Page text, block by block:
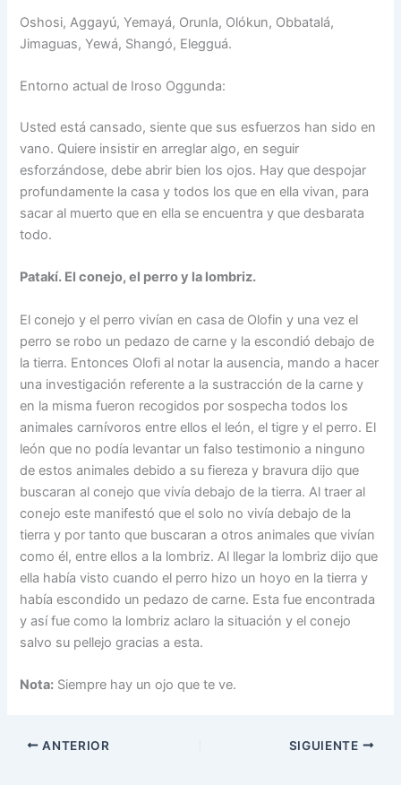
Oshosi, Aggayú, Yemayá, Orunla, Olókun, Obbatalá,
Jimaguas, Yewá, Shangó, Elegguá.
Entorno actual de Iroso Oggunda:
Usted está cansado, siente que sus esfuerzos han sido en
vano. Quiere insistir en arreglar algo, en seguir
esforzándose, debe abrir bien los ojos. Hay que despojar
profundamente la casa y todos los que en ella vivan, para
sacar al muerto que en ella se encuentra y que desbarata
todo.
Patakí. El conejo, el perro y la lombriz.
El conejo y el perro vivían en casa de Olofin y una vez el
perro se robo un pedazo de carne y la escondió debajo de
la tierra. Entonces Olofi al notar la ausencia, mando a hacer
una investigación referente a la sustracción de la carne y
en la misma fueron recogidos por sospecha todos los
animales carnívoros entre ellos el león, el tigre y el perro. El
león que no podía levantar un falso testimonio a ninguno
de estos animales debido a su fiereza y bravura dijo que
buscaran al conejo que vivía debajo de la tierra. Al traer al
conejo este manifestó que el solo no vivía debajo de la
tierra y por tanto que buscaran a otros animales que vivían
como él, entre ellos a la lombriz. Al llegar la lombriz dijo que
ella había visto cuando el perro hizo un hoyo en la tierra y
había escondido un pedazo de carne. Esta fue encontrada
y así fue como la lombriz aclaro la situación y el conejo
salvo su pellejo gracias a esta.
Nota: Siempre hay un ojo que te ve.
ANTERIOR SIGUIENTE